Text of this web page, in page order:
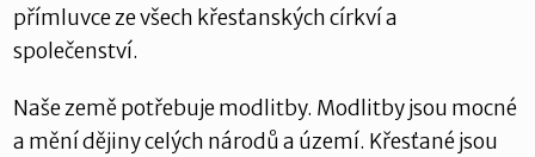
přímluvce ze všech křesťanských církví a
společenství.
Naše země potřebuje modlitby. Modlitby jsou mocné
a mění dějiny celých národů a území. Křesťané jsou